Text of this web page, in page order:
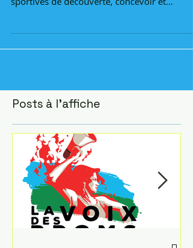
Missions : Éducateur - animateur
sportives de découverte, concevoir et
animer...
Posts à l'affiche